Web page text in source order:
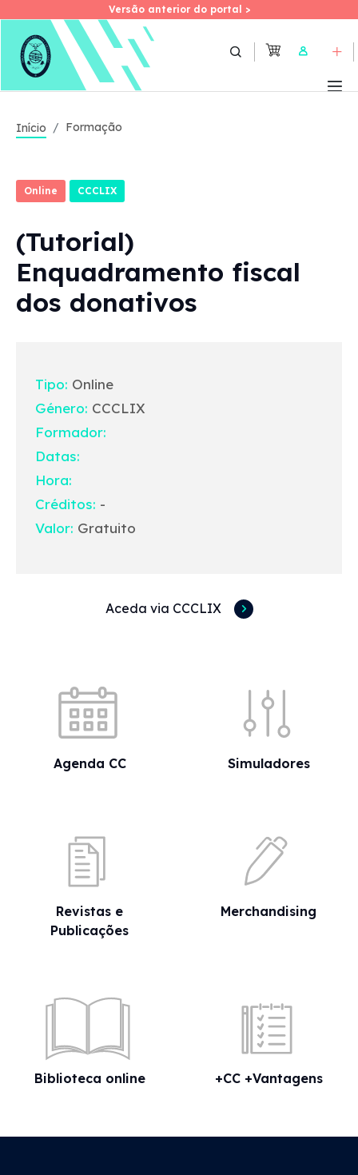
Skip
Versão anterior do portal >
Versão anterior do portal >
User
Início Formação
Online CCCLIX
(Tutorial)
Enquadramento fiscal
dos donativos
Tipo: Online
Género: CCCLIX
Formador:
Datas:
Hora:
Créditos: -
Valor: Gratuito
Aceda via CCCLIX
Agenda CC Simuladores
Revistas e
Publicações
Merchandising
Biblioteca online +CC +Vantagens